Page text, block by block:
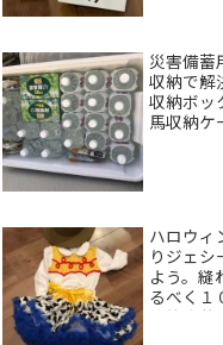
災害備蓄
収納で解
収納ボッ
馬収納ケ
ハロウィ
りジェシ
よう。縫
るべく１